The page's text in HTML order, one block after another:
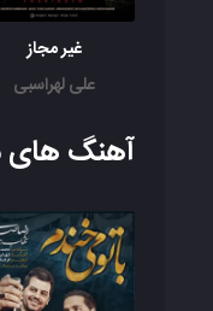
غیر مجاز
علی لهراسبی
آهنگ های